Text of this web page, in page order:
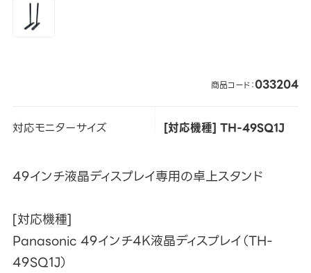
商品コード：033204
対応モニターサイズ [対応機種] TH-49SQ1J
49インチ液晶ディスプレイ専用の卓上スタンド
[対応機種]
Panasonic 49インチ4K液晶ディスプレイ（TH-
49SQ1J）